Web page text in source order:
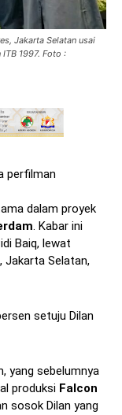
Jakarta Selatan usai
1997. Foto :
perfilman
dalam proyek
. Kabar ini
Baiq, lewat
Jakarta Selatan,
setuju Dilan
yang sebelumnya
produksi Falcon
sosok Dilan yang